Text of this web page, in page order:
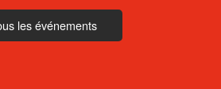
les événements